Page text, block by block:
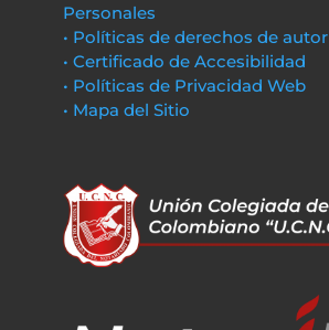
Personales
• Políticas de derechos de autor
• Certificado de Accesibilidad
• Políticas de Privacidad Web
• Mapa del Sitio